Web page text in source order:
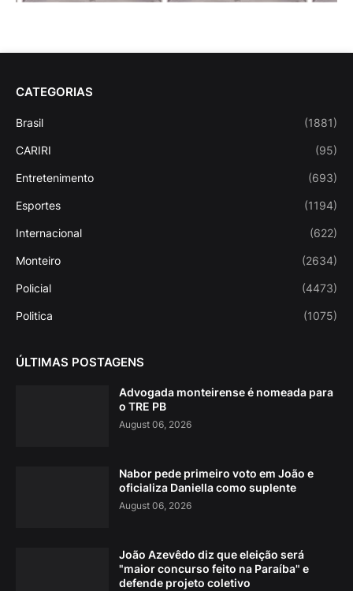
CATEGORIAS
Brasil (1881)
CARIRI (95)
Entretenimento (693)
Esportes (1194)
Internacional (622)
Monteiro (2634)
Policial (4473)
Politica (1075)
ÚLTIMAS POSTAGENS
Advogada monteirense é nomeada para
o TRE PB
August 06, 2026
Nabor pede primeiro voto em João e
oficializa Daniella como suplente
August 06, 2026
João Azevêdo diz que eleição será
"maior concurso feito na Paraíba" e
defende projeto coletivo